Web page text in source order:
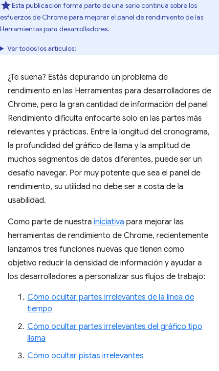
Esta publicación forma parte de una serie continua sobre los
esfuerzos de Chrome para mejorar el panel de rendimiento de las
Herramientas para desarrolladores.
Ver todos los artículos:
¿Te suena? Estás depurando un problema de
rendimiento en las Herramientas para desarrolladores de
Chrome, pero la gran cantidad de información del panel
Rendimiento dificulta enfocarte solo en las partes más
relevantes y prácticas. Entre la longitud del cronograma,
la profundidad del gráfico de llama y la amplitud de
muchos segmentos de datos diferentes, puede ser un
desafío navegar. Por muy potente que sea el panel de
rendimiento, su utilidad no debe ser a costa de la
usabilidad.
Como parte de nuestra iniciativa para mejorar las
herramientas de rendimiento de Chrome, recientemente
lanzamos tres funciones nuevas que tienen como
objetivo reducir la densidad de información y ayudar a
los desarrolladores a personalizar sus flujos de trabajo:
Cómo ocultar partes irrelevantes de la línea de
tiempo
Cómo ocultar partes irrelevantes del gráfico tipo
llama
Cómo ocultar pistas irrelevantes